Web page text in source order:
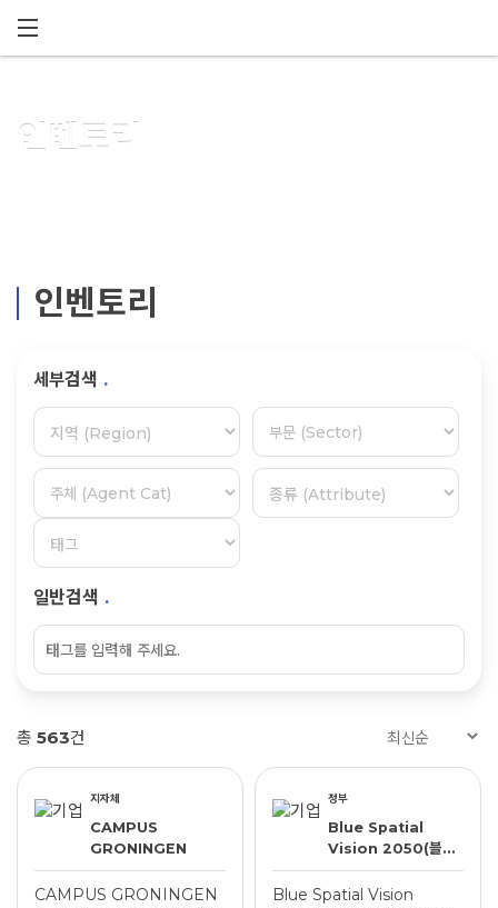
인벤토리
인벤토리
세부검색 .
일반검색 .
총 563건
지자체
CAMPUS
GRONINGEN
CAMPUS GRONINGEN
정부
Blue Spatial
Vision 2050(블루
환경비전 2050)
Blue Spatial Vision